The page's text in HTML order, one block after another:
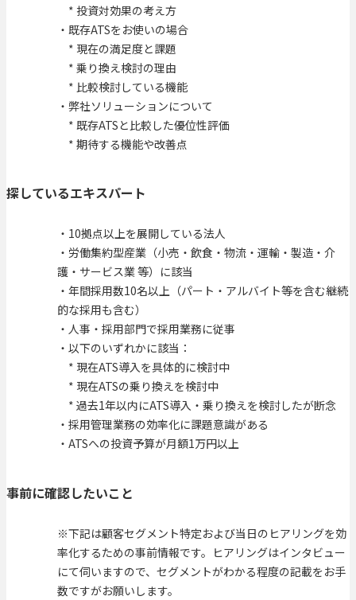
* 投資対効果の考え方
・既存ATSをお使いの場合
* 現在の満足度と課題
* 乗り換え検討の理由
* 比較検討している機能
・弊社ソリューションについて
* 既存ATSと比較した優位性評価
* 期待する機能や改善点
探しているエキスパート
・10拠点以上を展開している法人
・労働集約型産業（小売・飲食・物流・運輸・製造・介
護・サービス業 等）に該当
・年間採用数10名以上（パート・アルバイト等を含む継続
的な採用も含む）
・人事・採用部門で採用業務に従事
・以下のいずれかに該当：
* 現在ATS導入を具体的に検討中
* 現在ATSの乗り換えを検討中
* 過去1年以内にATS導入・乗り換えを検討したが断念
・採用管理業務の効率化に課題意識がある
・ATSへの投資予算が月額1万円以上
事前に確認したいこと
※下記は顧客セグメント特定および当日のヒアリングを効
率化するための事前情報です。ヒアリングはインタビュー
にて伺いますので、セグメントがわかる程度の記載をお手
数ですがお願いします。